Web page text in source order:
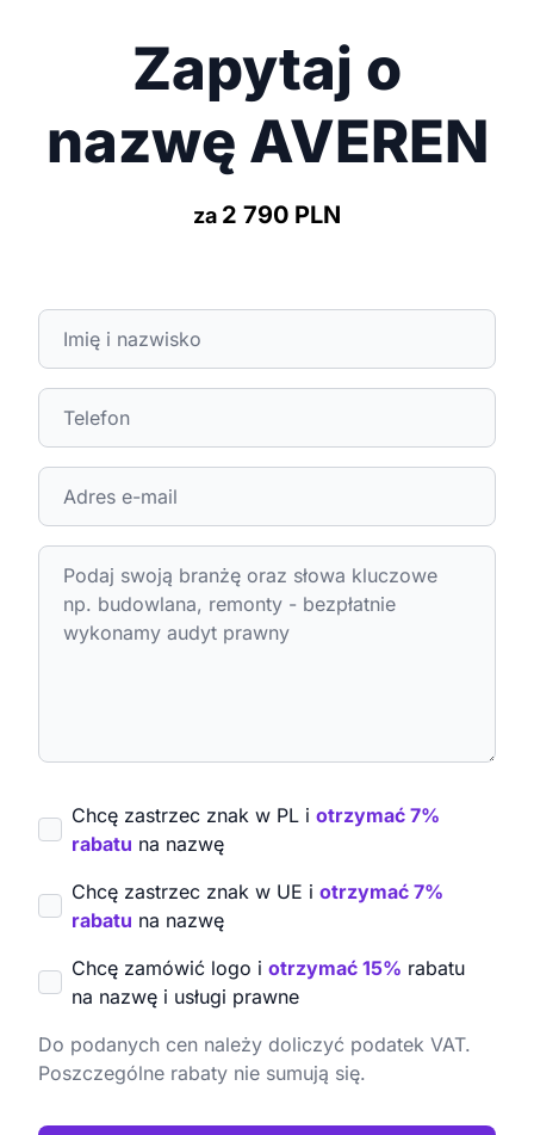
Zapytaj o
nazwę AVEREN
za 2 790 PLN
Chcę zastrzec znak w PL i otrzymać 7%
rabatu na nazwę
Chcę zastrzec znak w UE i otrzymać 7%
rabatu na nazwę
Chcę zamówić logo i otrzymać 15% rabatu
na nazwę i usługi prawne
Do podanych cen należy doliczyć podatek VAT.
Poszczególne rabaty nie sumują się.